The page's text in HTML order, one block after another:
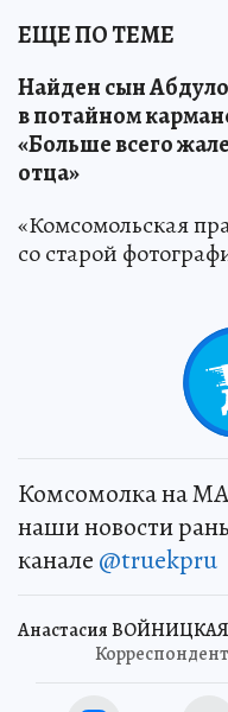
ЕЩЕ ПО ТЕМЕ
Найден сын
в потайном
«Больше всего
отца»
«Комсомольская
со старой
Комсомолка на
наши новости
канале @truekpru
Анастасия ВОЙНИЦКАЯ
Корреспондент